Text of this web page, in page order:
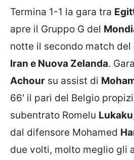
Termina 1-1 la gara tra
apre il Gruppo G del
notte il secondo match
Iran e Nuova Zelanda.
Achour su assist di
66′ il pari del Belgio
subentrato Romelu Lukaku
dal difensore Mohamed
due volti, molto meglio gli